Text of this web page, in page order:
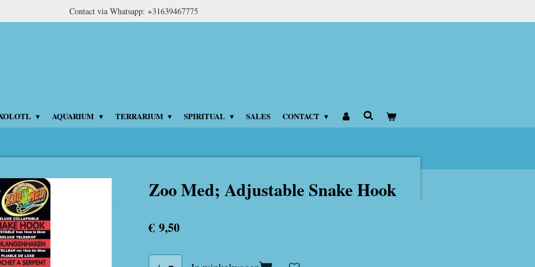
Contact via Whatsapp: +31639467775
AQUARIUM TERRARIUM SPIRITUAL SALES CONTACT
Zoo Med; Adjustable Snake Hook
€ 9,50